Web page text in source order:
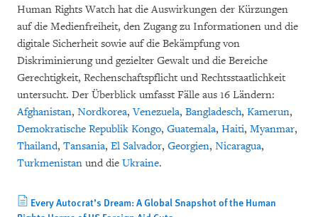
Human Rights Watch hat die Auswirkungen der Kürzungen
auf die Medienfreiheit, den Zugang zu Informationen und die
digitale Sicherheit sowie auf die Bekämpfung von
Diskriminierung und gezielter Gewalt und die Bereiche
Gerechtigkeit, Rechenschaftspflicht und Rechtsstaatlichkeit
untersucht. Der Überblick umfasst Fälle aus 16 Ländern:
Afghanistan, Nordkorea,Venezuela, Bangladesch, Kamerun,
Demokratische Republik Kongo, Guatemala, Haiti, Myanmar,
Thailand, Tansania, El Salvador, Georgien, Nicaragua,
Turkmenistan und die Ukraine.
Every Autocrat’s Dream: A Global Snapshot of the Human